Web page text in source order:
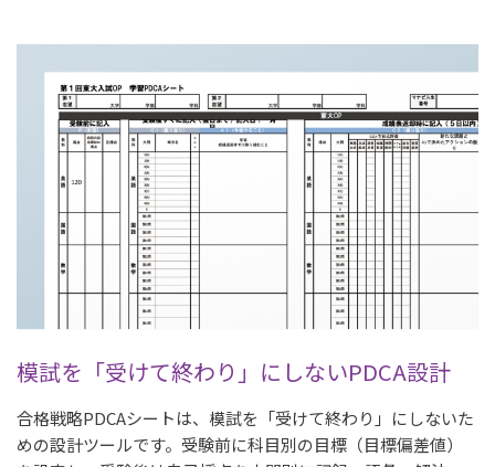
模試を「受けて終わり」にしないPDCA設計
合格戦略PDCAシートは、模試を「受けて終わり」にしないた
めの設計ツールです。受験前に科目別の目標（目標偏差値）